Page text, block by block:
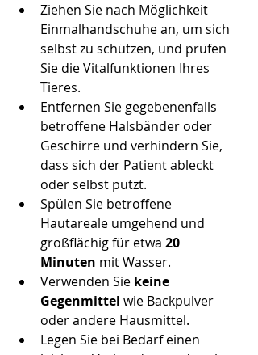
Ziehen Sie nach Möglichkeit
Einmalhandschuhe an, um sich
selbst zu schützen, und prüfen
Sie die Vitalfunktionen Ihres
Tieres.
Entfernen Sie gegebenenfalls
betroffene Halsbänder oder
Geschirre und verhindern Sie,
dass sich der Patient ableckt
oder selbst putzt.
Spülen Sie betroffene
Hautareale umgehend und
großflächig für etwa 20
Minuten mit Wasser.
Verwenden Sie keine
Gegenmittel wie Backpulver
oder andere Hausmittel.
Legen Sie bei Bedarf einen